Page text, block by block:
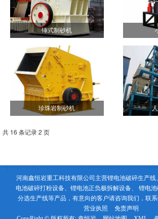
锤式制砂机
珍珠岩制砂机
共 16 条记录 2 页
河南鑫恒岩重工科技有限公司主营锂电池破碎生产线
电池破碎打粉设备、锂电池正负极拆解设备、 锂电
分选生产线等产品，有意向的客户请咨询我们，联系
营业执照
免责声明